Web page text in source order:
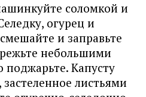
соломкой и
огурец и
и заправьте
небольшими
Капусту
листьями